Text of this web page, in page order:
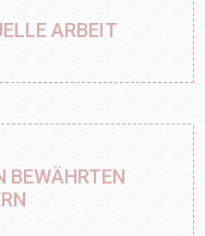
ARBEIT
BEWÄHRTEN